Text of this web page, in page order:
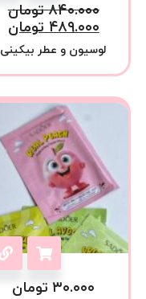
۸۴۰.۰۰۰ تومان
۴۸۹.۰۰۰ تومان
لوسیون و عطر بیکینی
۳۰.۰۰۰ تومان